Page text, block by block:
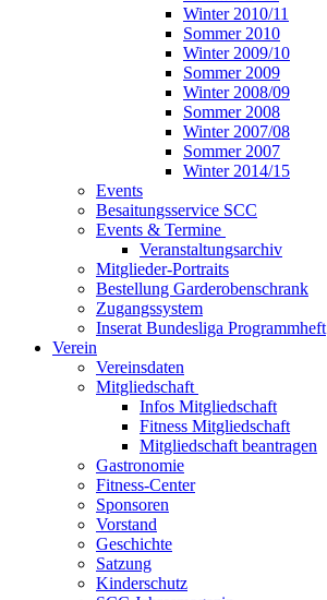
Winter 2010/11
Sommer 2010
Winter 2009/10
Sommer 2009
Winter 2008/09
Sommer 2008
Winter 2007/08
Sommer 2007
Winter 2014/15
Events
Besaitungsservice SCC
Events & Termine
Veranstaltungsarchiv
Mitglieder-Portraits
Bestellung Garderobenschrank
Zugangssystem
Inserat Bundesliga Programmheft
Verein
Vereinsdaten
Mitgliedschaft
Infos Mitgliedschaft
Fitness Mitgliedschaft
Mitgliedschaft beantragen
Gastronomie
Fitness-Center
Sponsoren
Vorstand
Geschichte
Satzung
Kinderschutz